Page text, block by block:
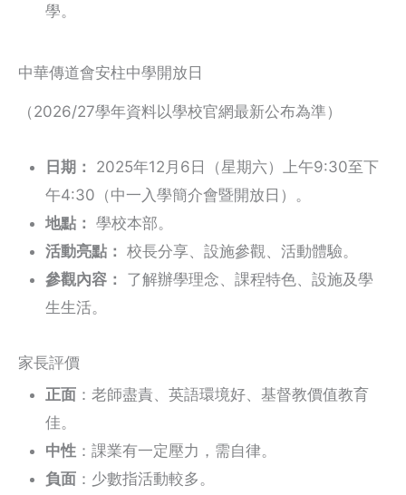
學。
中華傳道會安柱中學開放日
（2026/27學年資料以學校官網最新公布為準）
日期：
2025年12月6日（星期六）上午9:30至下
午4:30（中一入學簡介會暨開放日）。
地點： 學校本部。
活動亮點： 校長分享、設施參觀、活動體驗。
參觀內容：
了解辦學理念、課程特色、設施及學
生生活。
家長評價
正面 ：老師盡責、英語環境好、基督教價值教育
佳。
中性 ：課業有一定壓力，需自律。
負面 ：少數指活動較多。